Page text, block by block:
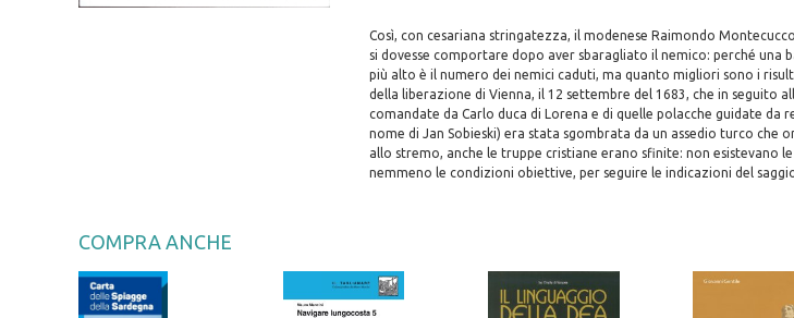
Così, con cesariana stringatezza, il modenese Raimondo
si dovesse comportare dopo aver sbaragliato il nemico: perché
più alto è il numero dei nemici caduti, ma quanto migliori sono i
della liberazione di Vienna, il 12 settembre del 1683, che in seguito
comandate da Carlo duca di Lorena e di quelle polacche guidate da
nome di Jan Sobieski) era stata sgombrata da un assedio turco che
allo stremo, anche le truppe cristiane erano sfinite: non esistevano
nemmeno le condizioni obiettive, per seguire le indicazioni del
COMPRA ANCHE